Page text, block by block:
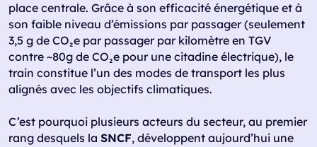
place centrale. Grâce à son efficacité énergétique et à
son faible niveau d’émissions par passager (seulement
3,5 g de CO₂e par passager par kilomètre en TGV
contre ~80g de CO₂e pour une citadine électrique), le
train constitue l’un des modes de transport les plus
alignés avec les objectifs climatiques.
C’est pourquoi plusieurs acteurs du secteur, au premier
rang desquels la SNCF, développent aujourd’hui une